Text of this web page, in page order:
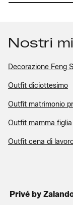
Nostri
Decorazione Feng
Outfit diciottesimo
Outfit matrimonio
Outfit mamma figlia
Outfit cena di
Privé by